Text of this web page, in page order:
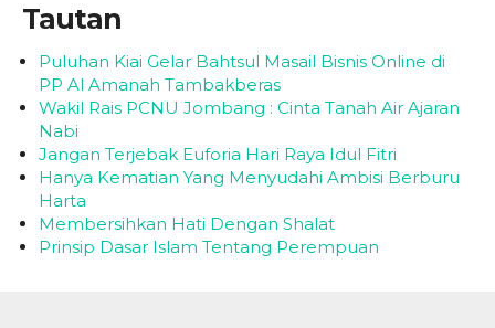
Tautan
Puluhan Kiai Gelar Bahtsul Masail Bisnis Online di
PP Al Amanah Tambakberas
Wakil Rais PCNU Jombang : Cinta Tanah Air Ajaran
Nabi
Jangan Terjebak Euforia Hari Raya Idul Fitri
Hanya Kematian Yang Menyudahi Ambisi Berburu
Harta
Membersihkan Hati Dengan Shalat
Prinsip Dasar Islam Tentang Perempuan